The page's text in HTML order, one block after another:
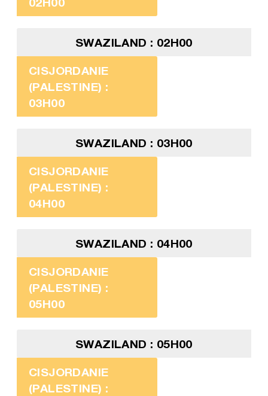
SWAZILAND : 02H00
CISJORDANIE
(PALESTINE) :
03H00
SWAZILAND : 03H00
CISJORDANIE
(PALESTINE) :
04H00
SWAZILAND : 04H00
CISJORDANIE
(PALESTINE) :
05H00
SWAZILAND : 05H00
CISJORDANIE
(PALESTINE) :